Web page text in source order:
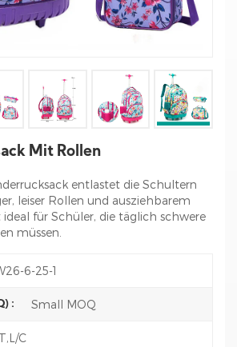
Mit Rollen
entlastet die Schultern
leiser Rollen und ausziehbarem
für Schüler, die täglich schwere
müssen.
6-25-1
: Small MOQ
C